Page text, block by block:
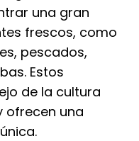
una gran
frescos, como
pescados,
Estos
de la cultura
ofrecen una